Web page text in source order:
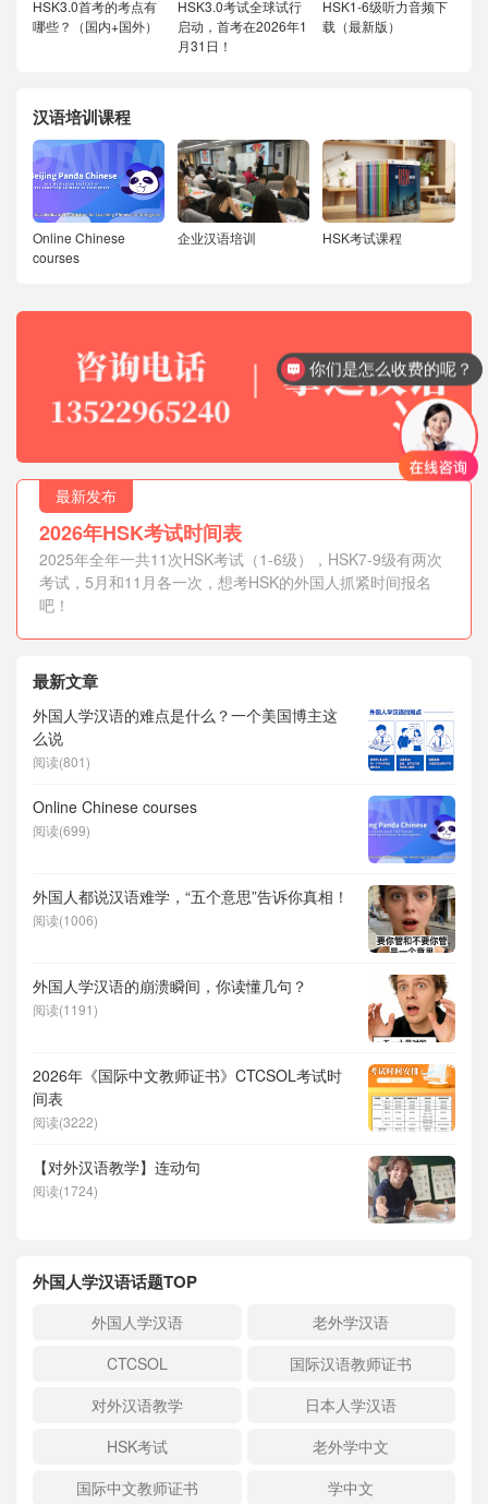
HSK3.0首考的考点有
哪些？（国内+国外）
HSK3.0考试全球试行
启动，首考在2026年1
月31日！
HSK1-6级听力音频下
载（最新版）
汉语培训课程
Online Chinese
courses
企业汉语培训 HSK考试课程
最新发布
2026年HSK考试时间表
2025年全年一共11次HSK考试（1-6级），HSK7-9级有两次
考试，5月和11月各一次，想考HSK的外国人抓紧时间报名
吧！
最新文章
外国人学汉语的难点是什么？一个美国博主这
么说
阅读(801)
Online Chinese courses
阅读(699)
外国人都说汉语难学，“五个意思”告诉你真相！
阅读(1006)
外国人学汉语的崩溃瞬间，你读懂几句？
阅读(1191)
2026年《国际中文教师证书》CTCSOL考试时
间表
阅读(3222)
【对外汉语教学】连动句
阅读(1724)
外国人学汉语话题TOP
外国人学汉语
老外学汉语
CTCSOL
国际汉语教师证书
对外汉语教学
日本人学汉语
HSK考试
老外学中文
国际中文教师证书
学中文
你们是怎么收费的呢？